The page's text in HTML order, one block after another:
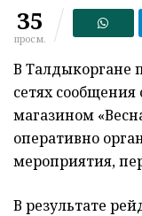
35
просм.
В Талдыкоргане
сетях сообщения
магазином
оперативно
мероприятия,
В результате